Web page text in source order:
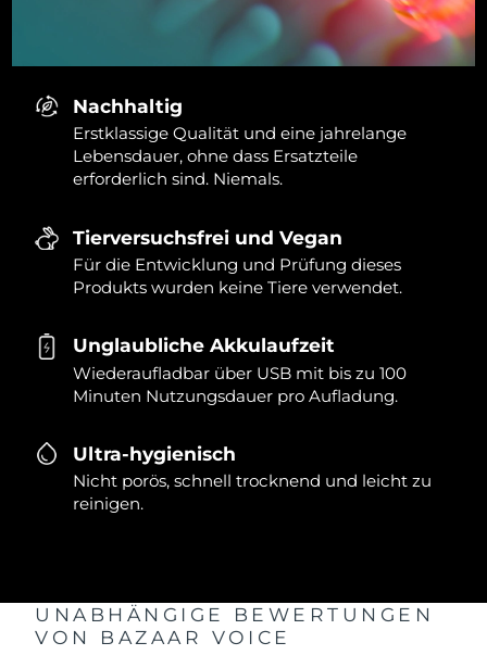
Nachhaltig
Erstklassige Qualität und eine jahrelange
Lebensdauer, ohne dass Ersatzteile
erforderlich sind. Niemals.
Tierversuchsfrei und Vegan
Für die Entwicklung und Prüfung dieses
Produkts wurden keine Tiere verwendet.
Unglaubliche Akkulaufzeit
Wiederaufladbar über USB mit bis zu 100
Minuten Nutzungsdauer pro Aufladung.
Ultra-hygienisch
Nicht porös, schnell trocknend und leicht zu
reinigen.
UNABHÄNGIGE BEWERTUNGEN
VON BAZAAR VOICE